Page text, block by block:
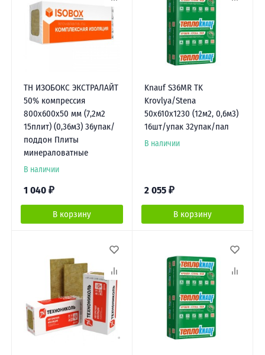
ТН ИЗОБОКС ЭКСТРАЛАЙТ
50% компрессия
800х600х50 мм (7,2м2
15плит) (0,36м3) 36упак/
поддон Плиты
минераловатные
В наличии
1 040 ₽
В корзину
Knauf S36MR TK
Krovlya/Stena
50x610x1230 (12м2, 0,6м3)
16шт/упак 32упак/пал
В наличии
2 055 ₽
В корзину